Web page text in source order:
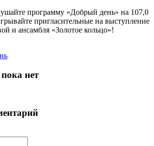
программу «Добрый день» на 107,0
пригласительные на выступление
и ансамбля «Золотое кольцо»!
нет